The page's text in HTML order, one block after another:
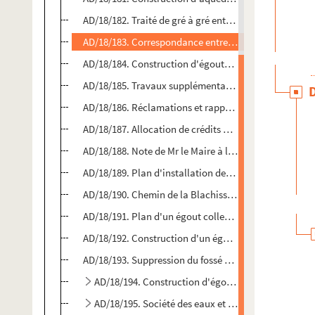
AD/18/182. Traité de gré à gré entre la mairie et Mr
AD/18/183. Correspondance entre la mairie de
AD/18/184. Construction d'égouts entre la citadelle
AD/18/185. Travaux supplémentaires d'égouts rue de
AD/18/186. Réclamations et rapports au sujet de
AD/18/187. Allocation de crédits à Cambrai par la
AD/18/188. Note de Mr le Maire à l'agent-voyer au
AD/18/189. Plan d'installation des bouches d'incendie
AD/18/190. Chemin de la Blachisserie en face de
AD/18/191. Plan d'un égout collecteur pour les rues
AD/18/192. Construction d'un égout rue Saint-Ladre
AD/18/193. Suppression du fossé des Pierres
AD/18/194. Construction d'égouts route
AD/18/195. Société des eaux et distribution des eaux